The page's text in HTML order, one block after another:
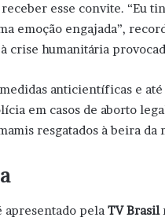
esse convite. “Eu
emoção engajada”,
crise humanitária
anticientíficas e
em casos de aborto
resgatados à beira
apresentado pela TV Brasil